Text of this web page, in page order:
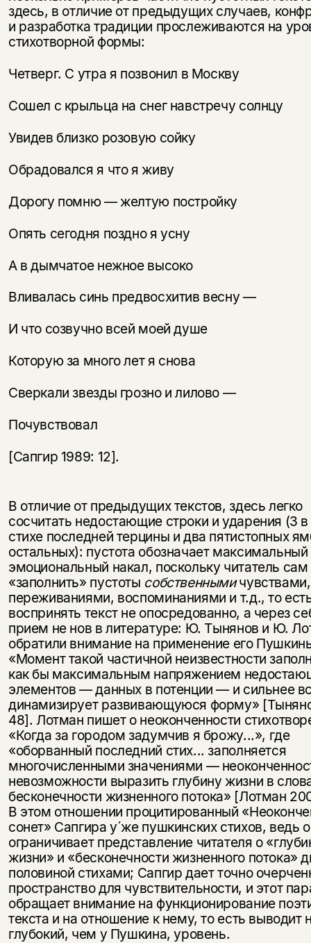
здесь, в отличие от предыдущих случаев,
и разработка традиции прослеживаются на
стихотворной формы:
Четверг. С утра я позвонил в Москву
Сошел с крыльца на снег навстречу солнцу
Увидев близко розовую сойку
Обрадовался я что я живу
Дорогу помню — желтую постройку
Опять сегодня поздно я усну
А в дымчатое нежное высоко
Вливалась синь предвосхитив весну —
И что созвучно всей моей душе
Которую за много лет я снова
Сверкали звезды грозно и лилово —
Почувствовал
[Сапгир 1989: 12].
В отличие от предыдущих текстов, здесь легко
сосчитать недостающие строки и ударения (3
стихе последней терцины и два пятистопных
остальных): пустота обозначает максимальный
эмоциональный накал, поскольку читатель сам
«заполнить» пустоты собственнымичувствами,
переживаниями, воспоминаниями и т.д., то
воспринять текст не опосредованно, а через
прием не нов в литературе: Ю. Тынянов и Ю.
обратили внимание на применение его
«Момент такой частичной неизвестности
как бы максимальным напряжением
элементов — данных в потенции — и сильнее
динамизирует развивающуюся форму»
48]. Лотман пишет о неоконченности
«Когда за городом задумчив я брожу...», где
«оборванный последний стих... заполняется
многочисленными значениями —
невозможности выразить глубину жизни в
бесконечности жизненного потока» [Лотман
В этом отношении процитированный
сонет» Сапгира у´же пушкинских стихов, ведь
ограничивает представление читателя о
жизни» и «бесконечности жизненного потока»
половиной стихами; Сапгир дает точно
пространство для чувствительности, и этот
обращает внимание на функционирование
текста и на отношение к нему, то есть выводит
глубокий, чем у Пушкина, уровень.